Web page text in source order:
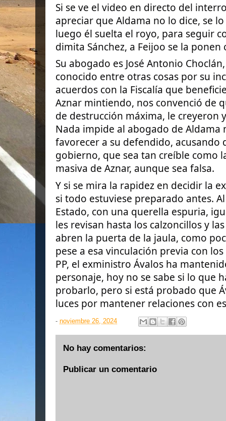
Si se ve el video en directo del
apreciar que Aldama no lo dice, se
luego él suelta el royo, para seguir
dimita Sánchez, a Feijoo se la ponen
Su abogado es José Antonio
conocido entre otras cosas por su
acuerdos con la Fiscalía que
Aznar mintiendo, nos convenció de
de destrucción máxima, le creyeron
Nada impide al abogado de
favorecer a su defendido, acusando
gobierno, que sea tan creíble como
masiva de Aznar, aunque sea falsa.
Y si se mira la rapidez en decidir la
si todo estuviese preparado antes.
Estado, con una querella espuria,
les revisan hasta los calzoncillos y
abren la puerta de la jaula, como
pese a esa vinculación previa con
PP, el exministro Ávalos ha
personaje, hoy no se sabe si lo que
probarlo, pero si está probado que
luces por mantener relaciones con
- noviembre 26, 2024
No hay comentarios:
Publicar un comentario